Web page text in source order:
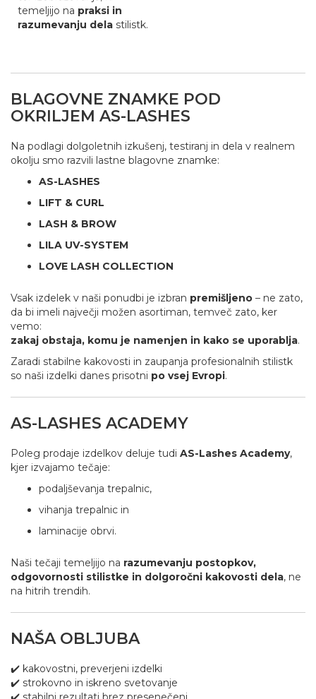
temeljijo na praksi in
razumevanju dela stilistk.
BLAGOVNE ZNAMKE POD
OKRILJEM AS-LASHES
Na podlagi dolgoletnih izkušenj, testiranj in dela v realnem
okolju smo razvili lastne blagovne znamke:
AS-LASHES
LIFT & CURL
LASH & BROW
LILA UV-SYSTEM
LOVE LASH COLLECTION
Vsak izdelek v naši ponudbi je izbran premišljeno – ne zato,
da bi imeli največji možen asortiman, temveč zato, ker
vemo:
zakaj obstaja, komu je namenjen in kako se uporablja.
Zaradi stabilne kakovosti in zaupanja profesionalnih stilistk
so naši izdelki danes prisotni po vsej Evropi.
AS-LASHES ACADEMY
Poleg prodaje izdelkov deluje tudi AS-Lashes Academy,
kjer izvajamo tečaje:
podaljševanja trepalnic,
vihanja trepalnic in
laminacije obrvi.
Naši tečaji temeljijo na razumevanju postopkov,
odgovornosti stilistke in dolgoročni kakovosti dela, ne
na hitrih trendih.
NAŠA OBLJUBA
✔️ kakovostni, preverjeni izdelki
✔️ strokovno in iskreno svetovanje